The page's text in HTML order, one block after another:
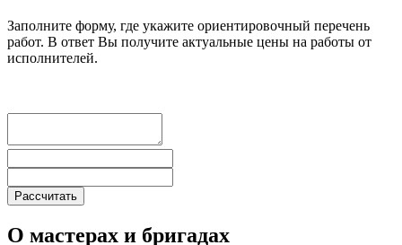
Заполните форму, где укажите ориентировочный перечень
работ. В ответ Вы получите актуальные цены на работы от
исполнителей.
О мастерах и бригадах